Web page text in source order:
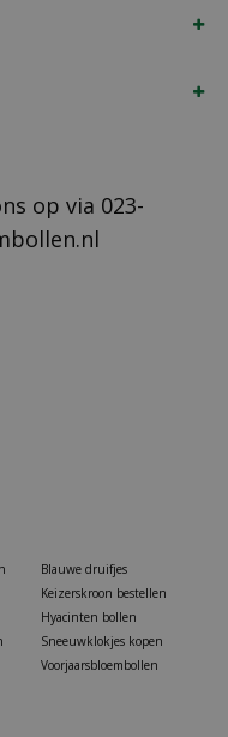
op via 023-
Blauwe druifjes
Keizerskroon bestellen
Hyacinten bollen
Sneeuwklokjes kopen
Voorjaarsbloembollen